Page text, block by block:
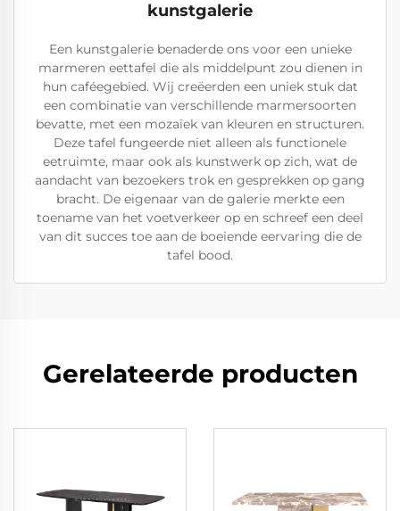
kunstgalerie
Een kunstgalerie benaderde ons voor een unieke
marmeren eettafel die als middelpunt zou dienen in
hun caféegebied. Wij creëerden een uniek stuk dat
een combinatie van verschillende marmersoorten
bevatte, met een mozaïek van kleuren en structuren.
Deze tafel fungeerde niet alleen als functionele
eetruimte, maar ook als kunstwerk op zich, wat de
aandacht van bezoekers trok en gesprekken op gang
bracht. De eigenaar van de galerie merkte een
toename van het voetverkeer op en schreef een deel
van dit succes toe aan de boeiende eervaring die de
tafel bood.
Gerelateerde producten